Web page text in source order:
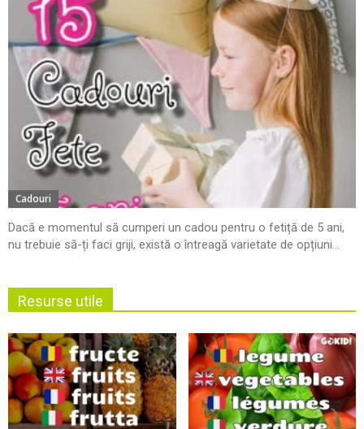
Cadouri
Dacă e momentul să cumperi un cadou pentru o fetiță de 5 ani,
nu trebuie să-ți faci griji, există o întreagă varietate de opțiuni...
Resurse utile